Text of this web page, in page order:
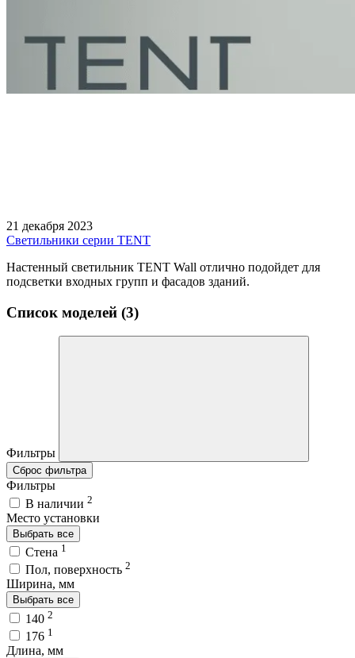
21 декабря 2023
Светильники серии TENT
Настенный светильник TENT Wall отлично подойдет для
подсветки входных групп и фасадов зданий.
Список моделей (3)
Фильтры
Сброс фильтра
Фильтры
В наличии 2
Место установки
Выбрать все
Стена 1
Пол, поверхность 2
Ширина, мм
Выбрать все
140 2
176 1
Длина, мм